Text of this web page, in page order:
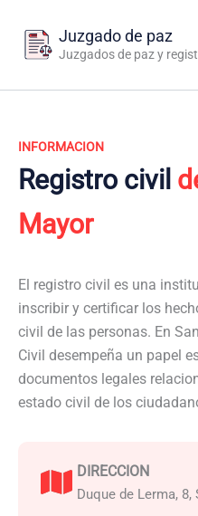
contenido
Juzgado de paz
Juzgados de paz y
INFORMACION
Registro civil
Mayor
El registro civil es una
inscribir y certificar los
civil de las personas. En
Civil desempeña un papel
documentos legales
estado civil de los
DIRECCION
Duque de Lerma,